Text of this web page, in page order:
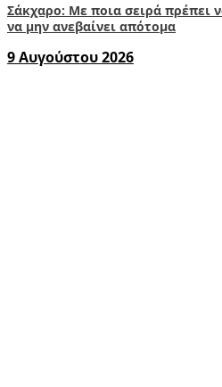
Σάκχαρο: Με ποια σειρά πρέπει
να μην ανεβαίνει απότομα
9 Αυγούστου 2026